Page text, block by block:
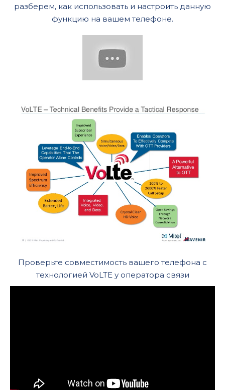
разберем, как использовать и настроить данную
функцию на вашем телефоне.
Проверьте совместимость вашего телефона с
технологией VoLTE у оператора связи